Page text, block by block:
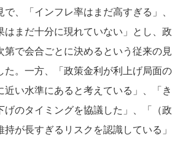
、「インフレ率はまだ高すぎる」、
はまだ十分に現れていない」とし、政
第で会合ごとに決めるという従来の見
た。一方、「政策金利が利上げ局面の
近い水準にあると考えている」、「き
げのタイミングを協議した」、「（政
が長すぎるリスクを認識している」